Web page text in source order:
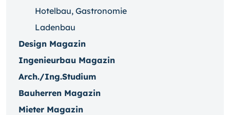
Hotelbau, Gastronomie
Ladenbau
Design Magazin
Ingenieurbau Magazin
Arch./Ing.Studium
Bauherren Magazin
Mieter Magazin